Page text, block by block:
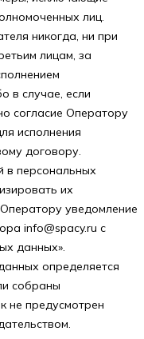
лиц.
никогда, ни при
лицам, за
в случае, если
согласие Оператору
исполнения
договору.
в персональных
их
уведомление
info@spacy.ru с
данных».
определяется
собраны
не предусмотрен